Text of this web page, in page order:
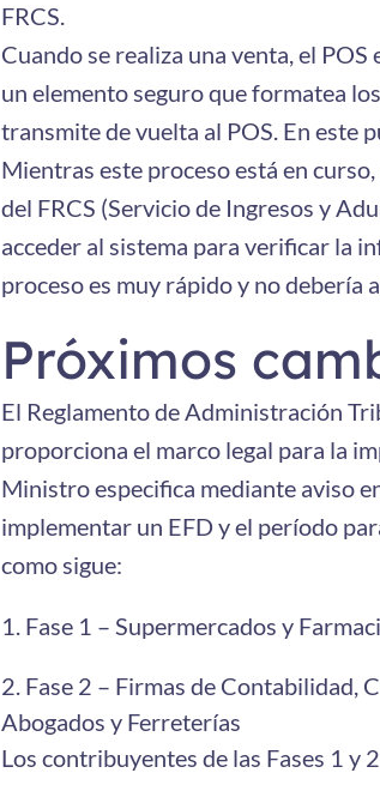
FRCS.
Cuando se realiza una venta, el
un elemento seguro que formatea
transmite de vuelta al POS. En este
Mientras este proceso está en
del FRCS (Servicio de Ingresos y
acceder al sistema para verificar la
proceso es muy rápido y no debería
Próximos
El Reglamento de Administración
proporciona el marco legal para la
Ministro especifica mediante aviso
implementar un EFD y el período
como sigue:
Fase 1 – Supermercados y
Fase 2 – Firmas de Contabilidad,
Abogados y Ferreterías
Los contribuyentes de las Fases 1